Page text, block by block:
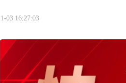
03 16:27:03